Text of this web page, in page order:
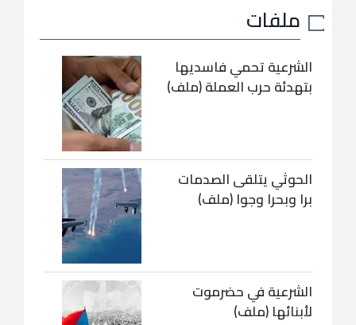
ملفات
الشرعية تحمي فاسديها
بتهدئة حرب العملة (ملف)
الحوثي يتلقى الصدمات
برا وبحرا وجوا (ملف)
الشرعية في حضرموت
لأبنائها (ملف)